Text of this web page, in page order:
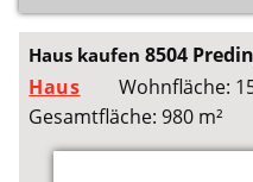
Haus kaufen8504
Haus
Wohnfläche:
Gesamtfläche: 980 m²